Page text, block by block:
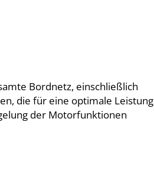
Bordnetz, einschließlich
die für eine optimale Leistung
der Motorfunktionen